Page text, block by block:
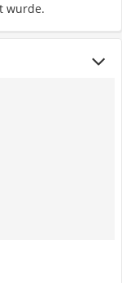
wurde.